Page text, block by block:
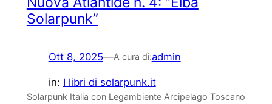
Solarpunk”
Ott 8, 2025—A cura di:admin
in: I libri di solarpunk.it
Solarpunk Italia con Legambiente Arcipelago Toscano